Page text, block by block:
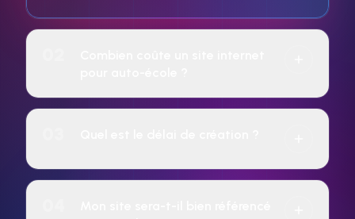
Le tarif dépend de la complexité du projet
ou un abonnement mensuel sur 24 mois
7 jours pour tous les sites web.